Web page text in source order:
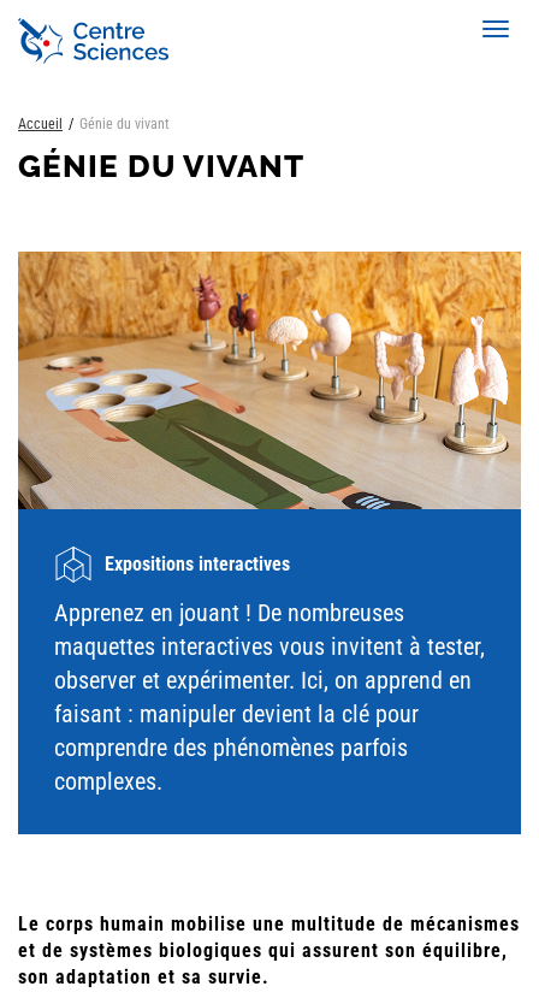
Aller
contenu
Accueil Génie du vivant
GÉNIE DU VIVANT
Expositions interactives
Apprenez en jouant ! De nombreuses
maquettes interactives vous invitent à tester,
observer et expérimenter. Ici, on apprend en
faisant : manipuler devient la clé pour
comprendre des phénomènes parfois
complexes.
Le corps humain mobilise une multitude de mécanismes
et de systèmes biologiques qui assurent son équilibre,
son adaptation et sa survie.